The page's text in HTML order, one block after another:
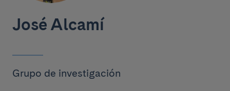
José Alcamí
Grupo de investigación